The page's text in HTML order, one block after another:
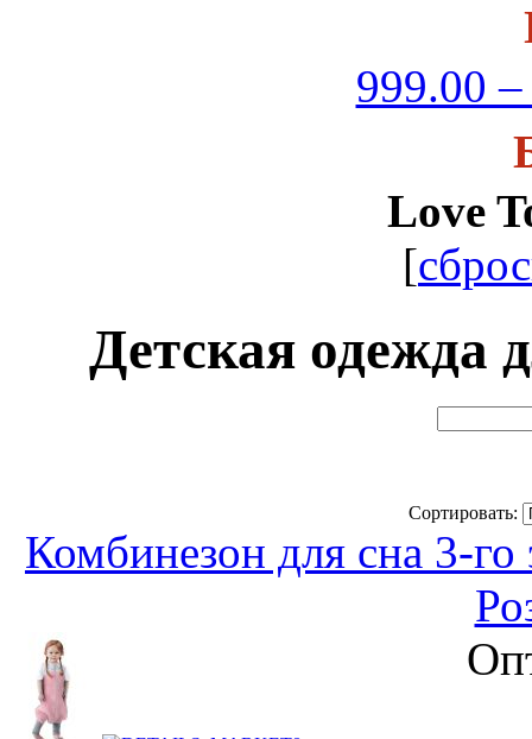
999.00
Love
[
Детская одежда
Сортировать:
Комбинезон для сна 3-